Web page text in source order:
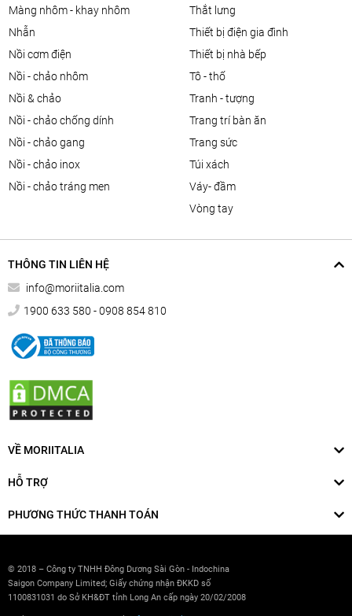
màng nhôm - khay nhôm
nhẫn
nồi cơm điện
nồi - chảo nhôm
nồi & chảo
nồi - chảo chống dính
nồi - chảo gang
nồi - chảo inox
nồi - chảo tráng men
thắt lưng
thiết bị điện gia đình
thiết bị nhà bếp
tô - thố
tranh - tượng
trang trí bàn ăn
trang sức
túi xách
váy- đầm
vòng tay
THÔNG TIN LIÊN HỆ
info@moriitalia.com
1900 633 580 - 0908 854 810
VỀ MORIITALIA
HỖ TRỢ
PHƯƠNG THỨC THANH TOÁN
© 2018 – Công ty TNHH Đông Dương Sài Gòn - Indochina
Saigon Company Limited; Giấy chứng nhận ĐKKD số
1100831031 do Sở KH&ĐT tỉnh Long An cấp ngày 20/02/2008